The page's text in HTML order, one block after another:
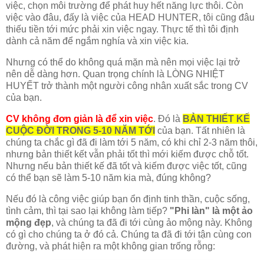
việc, chọn môi trường để phát huy hết năng lực thôi. Còn
việc vào đâu, đấy là việc của HEAD HUNTER, tôi cũng đâu
thiếu tiền tới mức phải xin việc ngay. Thực tế thì tôi định
dành cả năm để ngắm nghía và xin việc kia.
Nhưng có thể do không quá mặn mà nên mọi việc lại trở
nên dễ dàng hơn. Quan trọng chính là LÒNG NHIỆT
HUYẾT trở thành một người công nhân xuất sắc trong CV
của bạn.
CV không đơn giản là để xin việc. Đó là BẢN THIẾT KẾ
CUỘC ĐỜI TRONG 5-10 NĂM TỚI của bạn. Tất nhiên là
chúng ta chắc gì đã đi làm tới 5 năm, có khi chỉ 2-3 năm thôi,
nhưng bản thiết kết vẫn phải tốt thì mới kiếm được chỗ tốt.
Nhưng nếu bản thiết kế đã tốt và kiếm được việc tốt, cũng
có thể bạn sẽ làm 5-10 năm kia mà, đúng không?
Nếu đó là công việc giúp bạn ổn định tinh thần, cuộc sống,
tình cảm, thì tại sao lại không làm tiếp? "Phi làn" là một ảo
mộng đẹp, và chúng ta đã đi tới cùng ảo mộng này. Không
có gì cho chúng ta ở đó cả. Chúng ta đã đi tới tận cùng con
đường, và phát hiện ra một không gian trống rỗng: